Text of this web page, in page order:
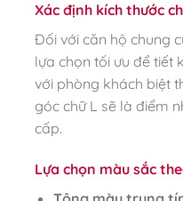
Xác định kích thước
Đối với căn hộ chung
lựa chọn tối ưu để tiết
với phòng khách biệt
góc chữ L sẽ là điểm
cấp.
Lựa chọn màu sắc